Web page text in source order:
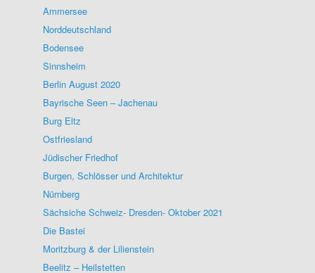
Ammersee
Norddeutschland
Bodensee
Sinnsheim
Berlin August 2020
Bayrische Seen – Jachenau
Burg Eltz
Ostfriesland
Jüdischer Friedhof
Burgen, Schlösser und Architektur
Nürnberg
Sächsiche Schweiz- Dresden- Oktober 2021
Die Bastei
Moritzburg & der Lilienstein
Beelitz – Heilstetten